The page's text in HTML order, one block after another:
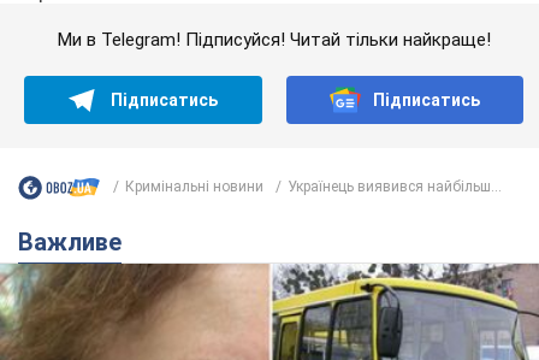
Ми в Telegram! Підписуйся! Читай тільки найкраще!
Підписатись Підписатись
Кримінальні новини Українець виявився найбільш...
Важливе